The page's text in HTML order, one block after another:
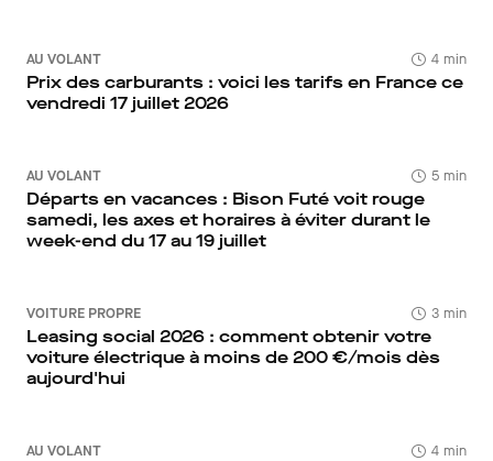
AU VOLANT 4 min
Prix des carburants : voici les tarifs en France ce
vendredi 17 juillet 2026
AU VOLANT 5 min
Départs en vacances : Bison Futé voit rouge
samedi, les axes et horaires à éviter durant le
week-end du 17 au 19 juillet
VOITURE PROPRE 3 min
Leasing social 2026 : comment obtenir votre
voiture électrique à moins de 200 €/mois dès
aujourd'hui
AU VOLANT 4 min